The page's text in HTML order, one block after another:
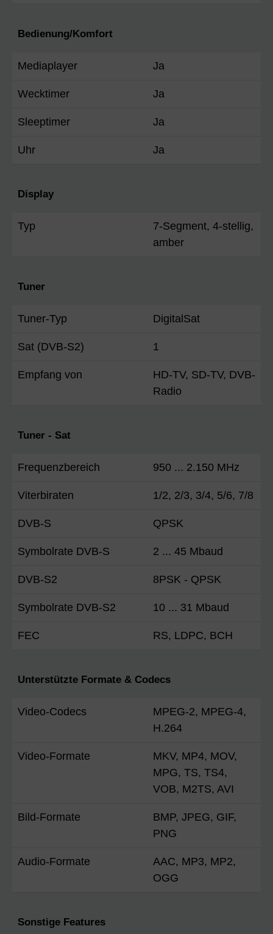
Bedienung/Komfort
Mediaplayer Ja
Wecktimer Ja
Sleeptimer Ja
Uhr Ja
Display
Typ
7-Segment, 4-stellig,
amber
Tuner
Tuner-Typ DigitalSat
Sat (DVB-S2) 1
Empfang von
HD-TV, SD-TV, DVB-
Radio
Tuner - Sat
Frequenzbereich 950 ... 2.150 MHz
Viterbiraten 1/2, 2/3, 3/4, 5/6, 7/8
DVB-S QPSK
Symbolrate DVB-S 2 ... 45 Mbaud
DVB-S2 8PSK - QPSK
Symbolrate DVB-S2 10 ... 31 Mbaud
FEC RS, LDPC, BCH
Unterstützte Formate & Codecs
Video-Codecs
MPEG-2, MPEG-4,
H.264
Video-Formate
MKV, MP4, MOV,
MPG, TS, TS4,
VOB, M2TS, AVI
Bild-Formate
BMP, JPEG, GIF,
PNG
Audio-Formate
AAC, MP3, MP2,
OGG
Sonstige Features